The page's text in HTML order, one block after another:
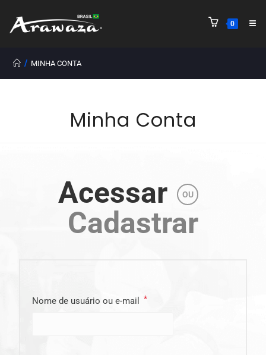
0
Minha Conta
/ MINHA CONTA
Acessar OU
Cadastrar
Nome de usuário ou e-mail *